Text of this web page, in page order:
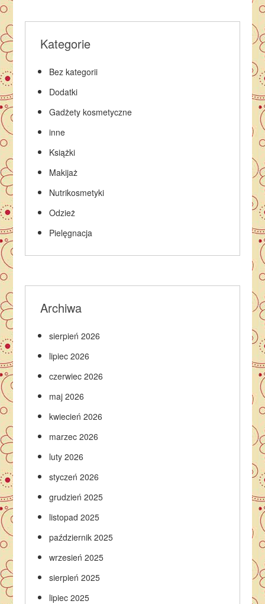
Kategorie
Bez kategorii
Dodatki
Gadżety kosmetyczne
inne
Książki
Makijaż
Nutrikosmetyki
Odzież
Pielęgnacja
Archiwa
sierpień 2026
lipiec 2026
czerwiec 2026
maj 2026
kwiecień 2026
marzec 2026
luty 2026
styczeń 2026
grudzień 2025
listopad 2025
październik 2025
wrzesień 2025
sierpień 2025
lipiec 2025